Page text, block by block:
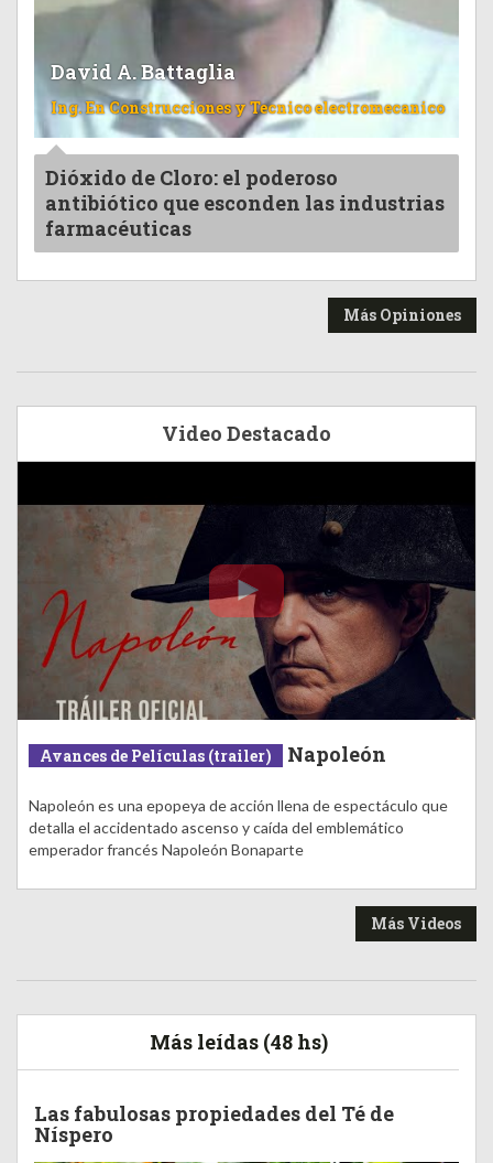
David A. Battaglia
Ing. En Construcciones y Tecnico electromecanico
Dióxido de Cloro: el poderoso
antibiótico que esconden las industrias
farmacéuticas
Más Opiniones
Video Destacado
Avances de Películas (trailer) Napoleón
Napoleón es una epopeya de acción llena de espectáculo que
detalla el accidentado ascenso y caída del emblemático
emperador francés Napoleón Bonaparte
Más Videos
Más leídas (48 hs)
Las fabulosas propiedades del Té de
Níspero